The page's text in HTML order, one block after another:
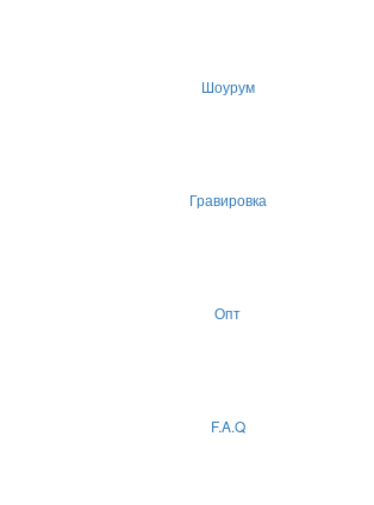
Шоурум
Гравировка
Опт
F.A.Q